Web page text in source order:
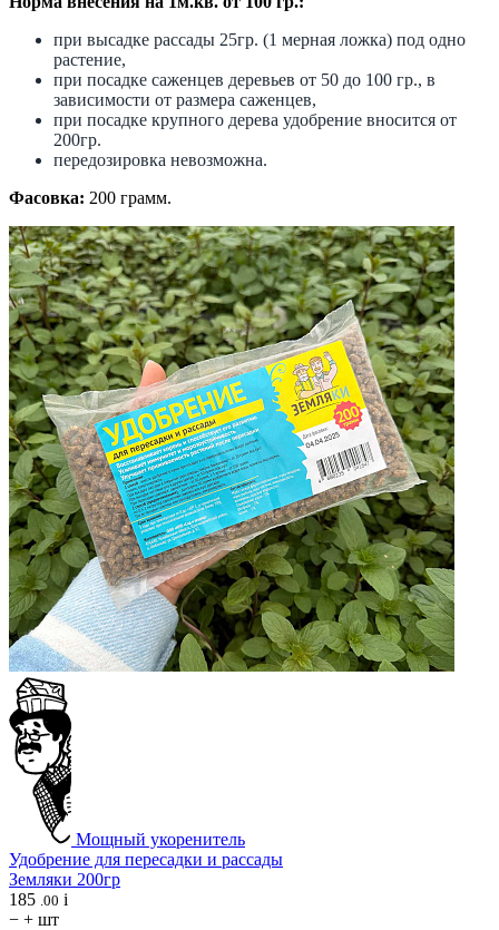
при высадке рассады 25гр. (1 мерная ложка) под одно
растение,
при посадке саженцев деревьев от 50 до 100 гр., в
зависимости от размера саженцев,
при посадке крупного дерева удобрение вносится от
200гр.
передозировка невозможна.
Фасовка: 200 грамм.
Мощный укоренитель
Удобрение для пересадки и рассады
Земляки 200гр
185 .00 i
− + шт